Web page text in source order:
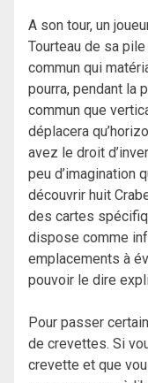
A son tour, un
Tourteau de sa
commun qui
pourra, pendant la
commun que
déplacera
avez le droit
peu d’imagination
découvrir huit
des cartes
dispose comme
emplacements à
pouvoir le dire
Pour passer
de crevettes. Si
crevette et que